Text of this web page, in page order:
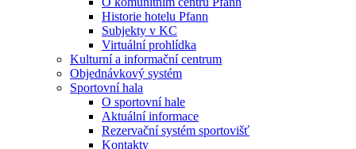
Historie hotelu Pfann
Subjekty v KC
Virtuální prohlídka
Kulturní a informační centrum
Objednávkový systém
Sportovní hala
O sportovní hale
Aktuální informace
Rezervační systém sportovišť
Kontakty